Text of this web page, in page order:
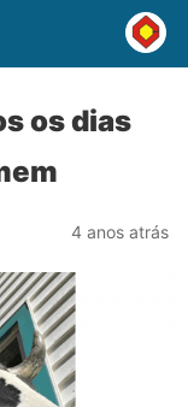
os dias
4 anos atrás